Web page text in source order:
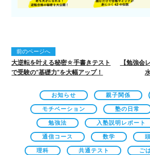
前のページへ
大逆転を叶える秘密☆手書きテスト
で受験の“基礎力”を大幅アップ！
【勉強会
お知らせ 親子関係
モチベーション 塾の日常
勉強法 入塾説明レポート
通信コース 数学
理科 共通テスト ご